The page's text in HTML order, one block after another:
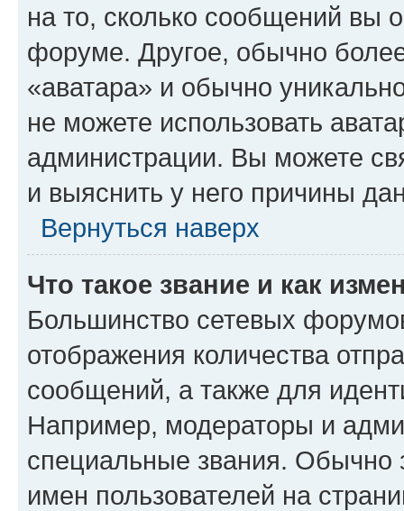
на то, сколько сообщений вы
форуме. Другое, обычно
«аватара» и обычно
не можете использовать
администрации. Вы можете
и выяснить у него причины
Вернуться наверх
Что такое звание и как
Большинство сетевых
отображения количества
сообщений, а также для
Например, модераторы и
специальные звания. Обычно
имен пользователей на